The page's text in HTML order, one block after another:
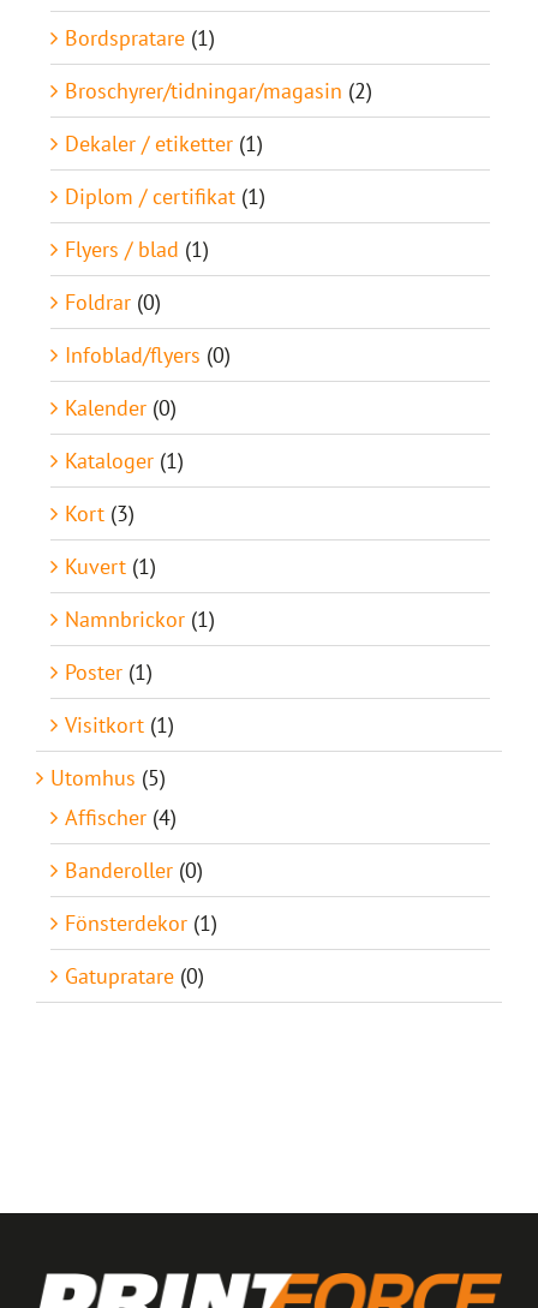
Bordspratare (1)
Broschyrer/tidningar/magasin (2)
Dekaler / etiketter (1)
Diplom / certifikat (1)
Flyers / blad (1)
Foldrar (0)
Infoblad/flyers (0)
Kalender (0)
Kataloger (1)
Kort (3)
Kuvert (1)
Namnbrickor (1)
Poster (1)
Visitkort (1)
Utomhus (5)
Affischer (4)
Banderoller (0)
Fönsterdekor (1)
Gatupratare (0)